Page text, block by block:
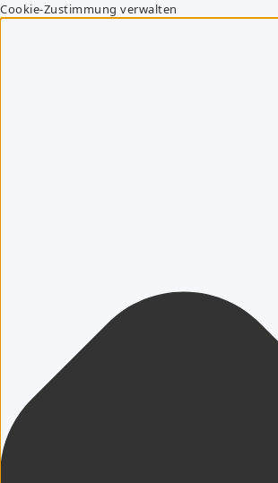
Cookie-Zustimmung verwalten